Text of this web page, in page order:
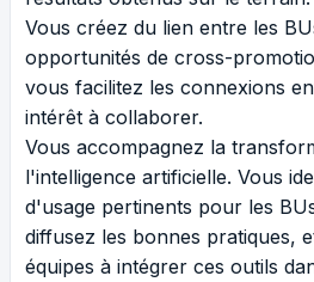
Vous créez du lien entre les
opportunités de cross-
vous facilitez les connexions
intérêt à collaborer.
Vous accompagnez la
l'intelligence artificielle. Vous
d'usage pertinents pour les
diffusez les bonnes pratiques,
équipes à intégrer ces outils